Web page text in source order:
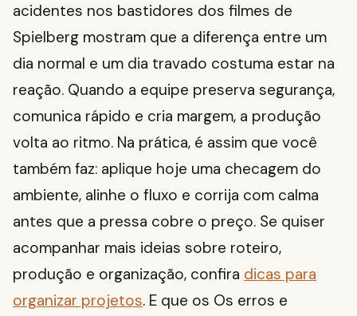
acidentes nos bastidores dos filmes de
Spielberg mostram que a diferença entre um
dia normal e um dia travado costuma estar na
reação. Quando a equipe preserva segurança,
comunica rápido e cria margem, a produção
volta ao ritmo. Na prática, é assim que você
também faz: aplique hoje uma checagem do
ambiente, alinhe o fluxo e corrija com calma
antes que a pressa cobre o preço. Se quiser
acompanhar mais ideias sobre roteiro,
produção e organização, confira dicas para
organizar projetos. E que os Os erros e